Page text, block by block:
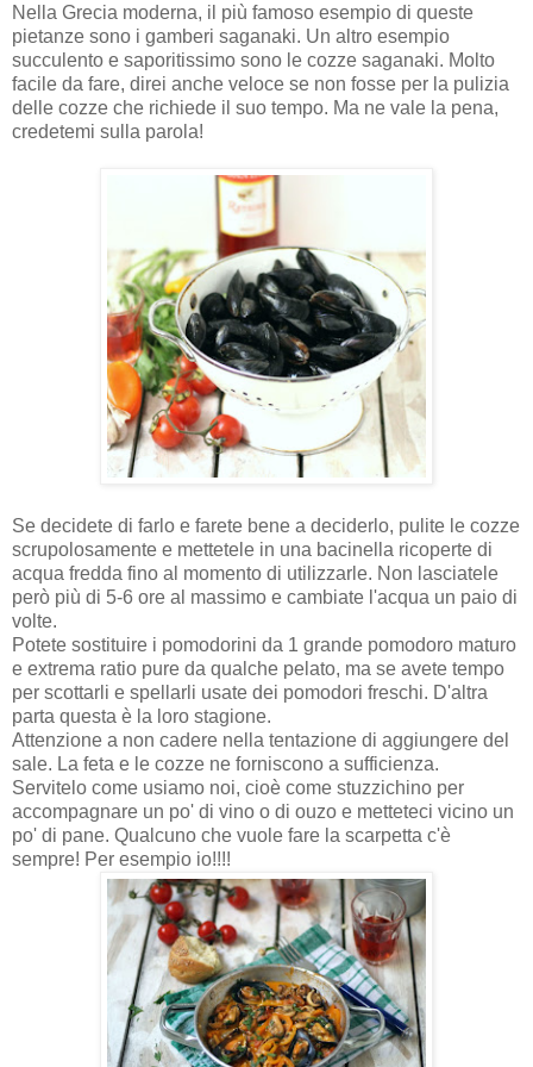
Nella Grecia moderna, il più famoso esempio di queste
pietanze sono i gamberi saganaki. Un altro esempio
succulento e saporitissimo sono le cozze saganaki. Molto
facile da fare, direi anche veloce se non fosse per la pulizia
delle cozze che richiede il suo tempo. Ma ne vale la pena,
credetemi sulla parola!
Se decidete di farlo e farete bene a deciderlo, pulite le cozze
scrupolosamente e mettetele in una bacinella ricoperte di
acqua fredda fino al momento di utilizzarle. Non lasciatele
però più di 5-6 ore al massimo e cambiate l'acqua un paio di
volte.
Potete sostituire i pomodorini da 1 grande pomodoro maturo
e extrema ratio pure da qualche pelato, ma se avete tempo
per scottarli e spellarli usate dei pomodori freschi. D'altra
parta questa è la loro stagione.
Attenzione a non cadere nella tentazione di aggiungere del
sale. La feta e le cozze ne forniscono a sufficienza.
Servitelo come usiamo noi, cioè come stuzzichino per
accompagnare un po' di vino o di ouzo e metteteci vicino un
po' di pane. Qualcuno che vuole fare la scarpetta c'è
sempre! Per esempio io!!!!